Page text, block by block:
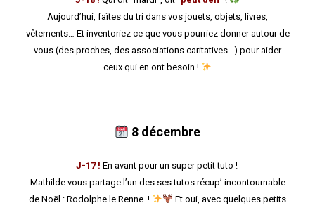
Aujourd’hui, faîtes du tri dans vos jouets, objets, livres,
vêtements… Et inventoriez ce que vous pourriez donner autour de
vous (des proches, des associations caritatives…) pour aider
ceux qui en ont besoin !
8 décembre
J-17 ! En avant pour un super petit tuto !
Mathilde vous partage l’un des ses tutos récup’ incontournable
de Noël : Rodolphe le Renne !
Et oui, avec quelques petits